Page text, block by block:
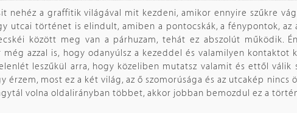
nehéz a graffitik világával mit kezdeni, amikor ennyire szűkre
utcai történet is elindult, amiben a pontocskák, a fénypontok, az
között meg van a párhuzam, tehát ez abszolút működik.
azzal is, hogy odanyúlsz a kezeddel és valamilyen kontaktot
leszűkül arra, hogy közeliben mutatsz valamit és ettől válik
érzem, most ez a két világ, az ő szomorúsága és az utcakép nincs
volna oldalirányban többet, akkor jobban bemozdul ez a